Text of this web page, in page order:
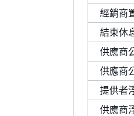
經銷商
結束休
供應商
供應商
提供者
供應商